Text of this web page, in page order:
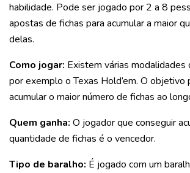
habilidade. Pode ser jogado por 2 a 8
apostas de fichas para acumular a maior
delas.
Como jogar: Existem várias modalidades
por exemplo o Texas Hold’em. O objetivo
acumular o maior número de fichas ao
Quem ganha: O jogador que conseguir
quantidade de fichas é o vencedor.
Tipo de baralho: É jogado com um